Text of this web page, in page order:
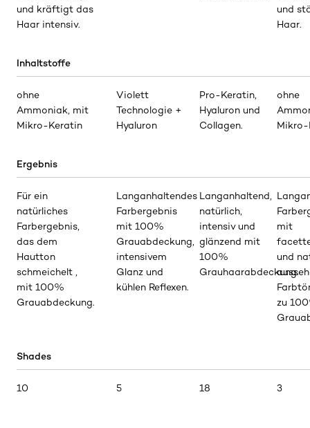
und kräftigt das
Haar intensiv.
Inhaltstoffe
ohne
Ammoniak, mit
Mikro-Keratin
Ergebnis
Für ein
natürliches
Farbergebnis,
das dem
Hautton
schmeichelt ,
mit 100%
Grauabdeckung.
Shades
10
Violett
Technologie +
Hyaluron
Langanhaltendes
Farbergebnis
mit 100%
Grauabdeckung,
intensivem
Glanz und
kühlen Reflexen.
5
Pro-Keratin,
Hyaluron und
Collagen.
Langanhaltend,
natürlich,
intensiv und
glänzend mit
100%
Grauhaarabdeckung.
18
und
Haar.
ohne
mit
und
zu
3